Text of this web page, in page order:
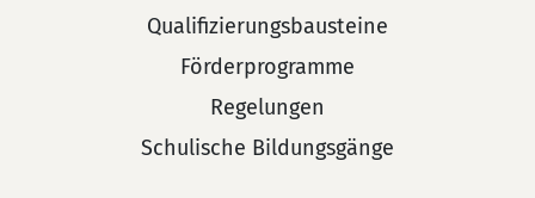
Qualifizierungsbausteine
Förderprogramme
Regelungen
Schulische Bildungsgänge